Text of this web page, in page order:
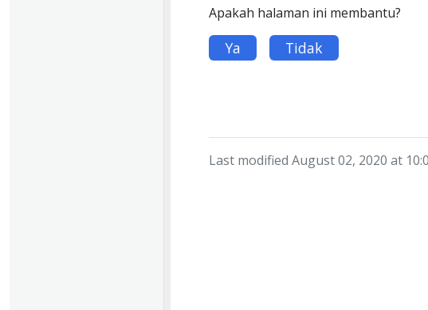
Apakah halaman ini membantu?
Ya Tidak
Last modified August 02, 2020 at